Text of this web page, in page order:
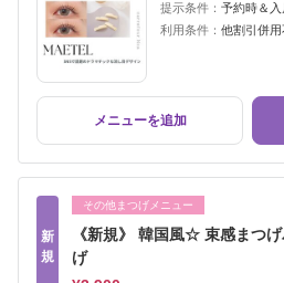
提示条件： 予約時＆入
利用条件： 他割引併用
メニューを追加
新
規
その他まつげメニュー
《新規》 韓国風☆ 束感まつ
げ